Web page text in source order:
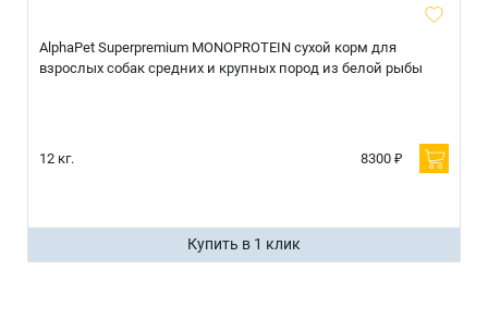
AlphaPet Superpremium MONOPROTEIN сухой корм для
взрослых собак средних и крупных пород из белой рыбы
12 кг. 8300 ₽
Купить в 1 клик